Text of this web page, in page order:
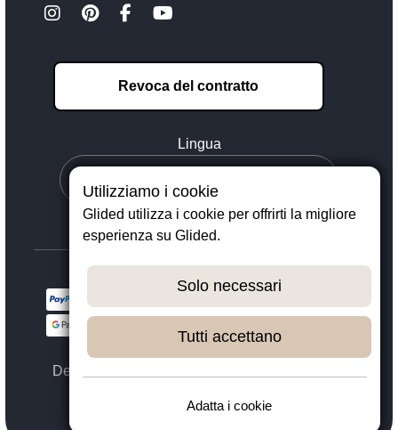
Revoca del contratto
Lingua
Designed with ❤️ in Dortmund - © 2023 - 2026,
Utilizziamo i cookie
Glided utilizza i cookie per offrirti la migliore
esperienza su Glided.
Solo necessari
Tutti accettano
Adatta i cookie